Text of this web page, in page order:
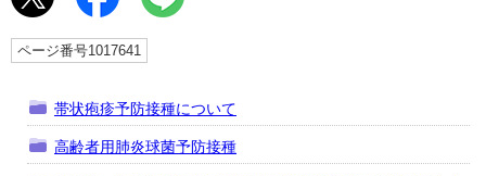
ページ番号1017641
帯状疱疹予防接種について
高齢者用肺炎球菌予防接種